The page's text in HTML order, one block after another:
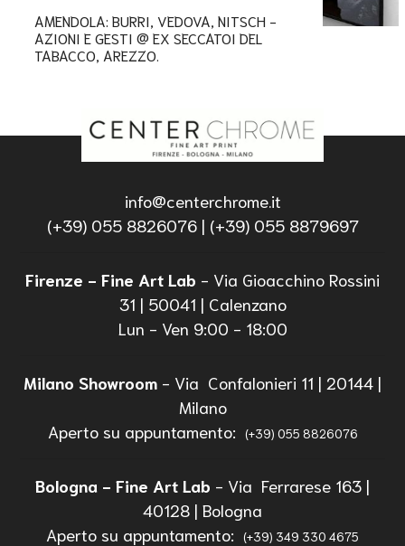
AMENDOLA: BURRI, VEDOVA, NITSCH -
AZIONI E GESTI @ EX SECCATOI DEL
TABACCO, AREZZO.
info@centerchrome.it
(+39) 055 8826076 | (+39) 055 8879697
Firenze - Fine Art Lab - Via Gioacchino Rossini
31 | 50041 | Calenzano
Lun - Ven 9:00 - 18:00
Milano Showroom - Via Confalonieri 11 | 20144 |
Milano
Aperto su appuntamento:
(+39) 055 8826076
Bologna - Fine Art Lab - Via Ferrarese 163 |
40128 | Bologna
Aperto su appuntamento:
(+39) 349 330 4675